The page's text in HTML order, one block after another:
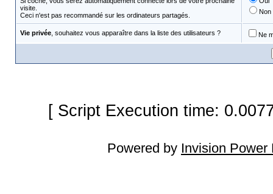
visite.
Ceci n'est pas recommandé sur les ordinateurs partagés.
Non
Vie privée, souhaitez vous apparaître dans la liste des utilisateurs ? Ne
[ Script Execution time:
Powered by Invision Power